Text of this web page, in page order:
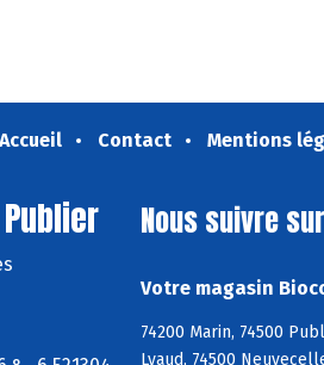
Accueil Contact Mentions
Nous suivre sur
Votre magasin
74200 Marin, 74500
Lyaud, 74500